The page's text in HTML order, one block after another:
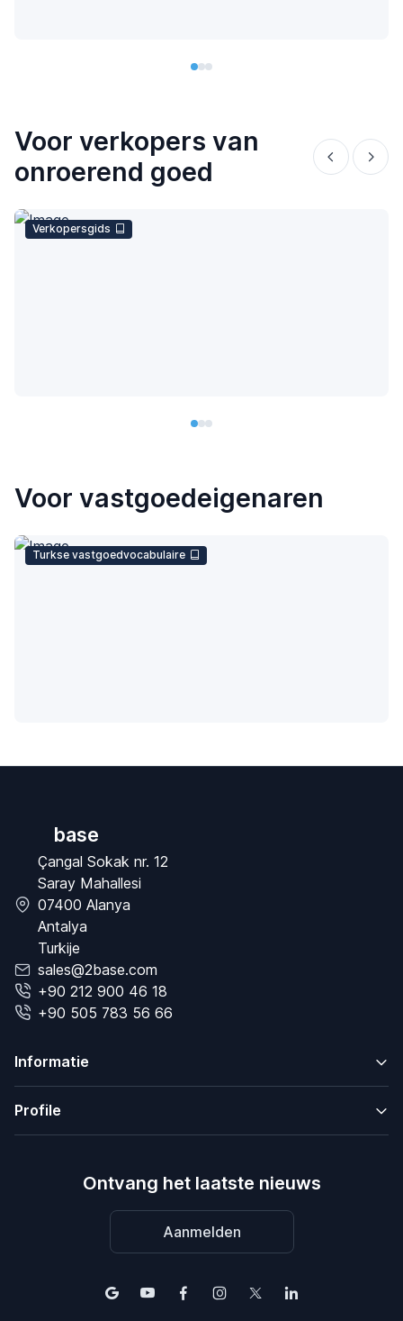
Voor verkopers van
onroerend goed
Verkopersgids
Voor vastgoedeigenaren
Turkse vastgoedvocabulaire
base
Çangal Sokak nr. 12
Saray Mahallesi
07400 Alanya
Antalya
Turkije
sales@2base.com
+90 212 900 46 18
+90 505 783 56 66
Informatie
Profile
Ontvang het laatste nieuws
Aanmelden